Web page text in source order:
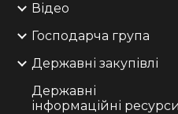
Відео
Господарча група
Державні закупівлі
Державні
інформаційні ресурси